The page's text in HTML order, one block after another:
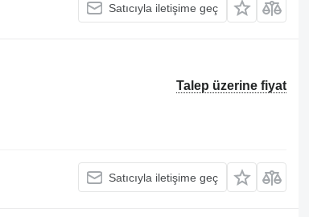
Satıcıyla iletişime geç
Talep üzerine fiyat
Satıcıyla iletişime geç